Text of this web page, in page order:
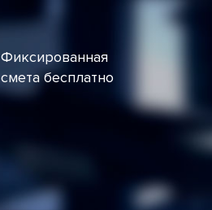
Фиксированная
смета бесплатно